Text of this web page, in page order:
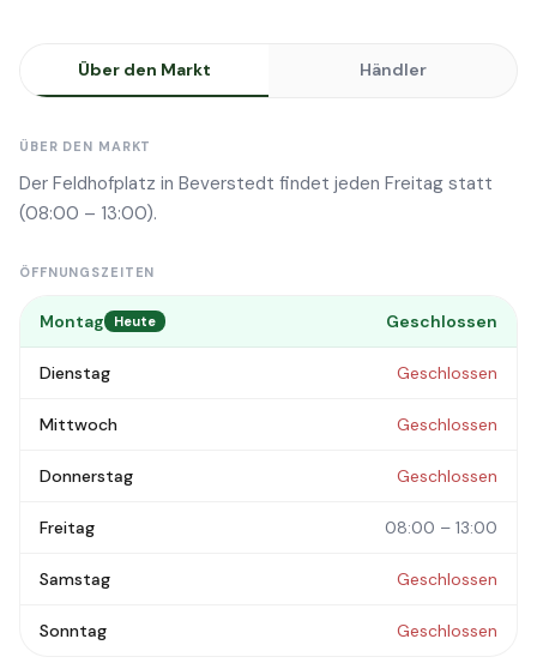
Über den Markt Händler
ÜBER DEN MARKT
Der Feldhofplatz in Beverstedt findet jeden Freitag statt
(08:00 – 13:00).
ÖFFNUNGSZEITEN
Montag Heute Geschlossen
Dienstag Geschlossen
Mittwoch Geschlossen
Donnerstag Geschlossen
Freitag 08:00 – 13:00
Samstag Geschlossen
Sonntag Geschlossen